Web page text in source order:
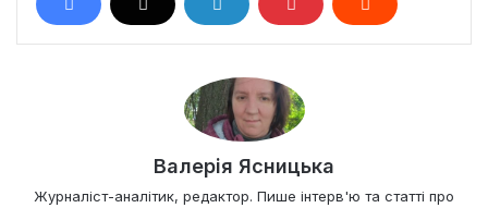
Валерія Ясницька
Журналіст-аналітик, редактор. Пише інтерв'ю та статті про